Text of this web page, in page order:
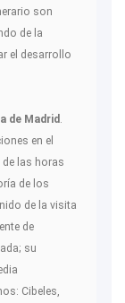
son
de la
el desarrollo
de Madrid .
en el
de las horas
de los
de la visita
de
su
Cibeles,